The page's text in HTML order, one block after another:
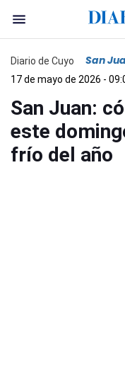
Diario de Cuyo San
17 de mayo de 2026 -
San Juan:
este
frío del año